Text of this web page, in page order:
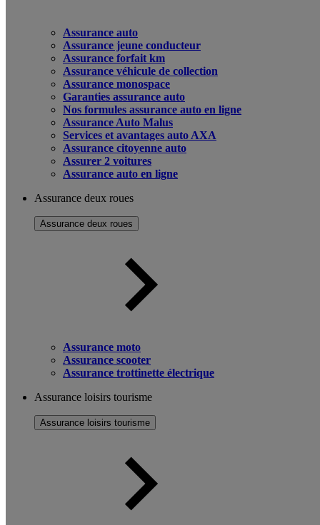
Assurance auto
Assurance jeune conducteur
Assurance forfait km
Assurance véhicule de collection
Assurance monospace
Garanties assurance auto
Nos formules assurance auto en ligne
Assurance Auto Malus
Services et avantages auto AXA
Assurance citoyenne auto
Assurer 2 voitures
Assurance auto en ligne
Assurance deux roues
Assurance deux roues
Assurance moto
Assurance scooter
Assurance trottinette électrique
Assurance loisirs tourisme
Assurance loisirs tourisme